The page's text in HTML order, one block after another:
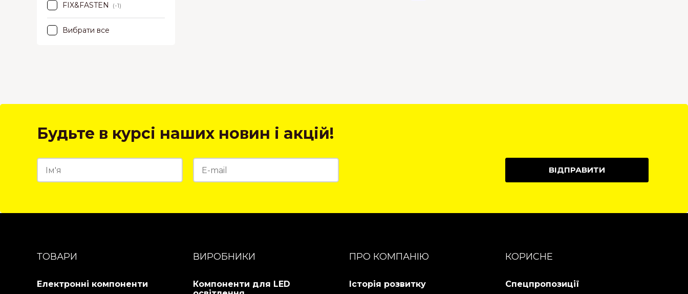
FIX&FASTEN (-1)
Вибрати все
Будьте в курсі наших новин і акцій!
ВІДПРАВИТИ
ТОВАРИ
Електронні компоненти
ВИРОБНИКИ
Компоненти для LED
ПРО КОМПАНІЮ
Історія розвитку
КОРИСНЕ
Спецпропозиції